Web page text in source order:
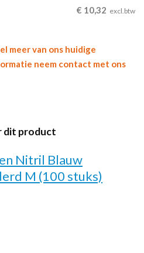
€ 10,32 excl.btw
meer van ons huidige
neem contact met ons
dit product
Nitril Blauw
M (100 stuks)